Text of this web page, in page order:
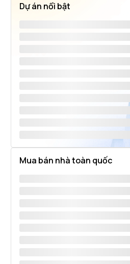
Dự án nổi bật
Mua bán nhà toàn quốc